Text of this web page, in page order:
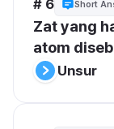
# 6 Short
Zat yang
atom
Unsur